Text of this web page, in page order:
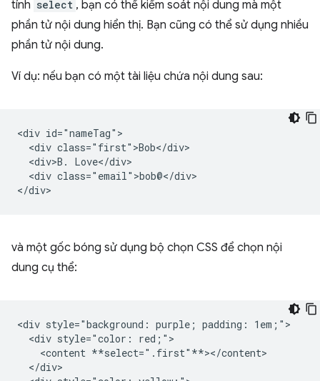
tính select , bạn có thể kiểm soát nội dung mà một
phần tử nội dung hiển thị. Bạn cũng có thể sử dụng nhiều
phần tử nội dung.
Ví dụ: nếu bạn có một tài liệu chứa nội dung sau:
<div id="nameTag">
  <div class="first">Bob</div>
  <div>B. Love</div>
  <div class="email">bob@</div>
và một gốc bóng sử dụng bộ chọn CSS để chọn nội
dung cụ thể:
<div style="background: purple; padding: 1em;">
  <div style="color: red;">
    <content **select=".first"**></content>
  </div>